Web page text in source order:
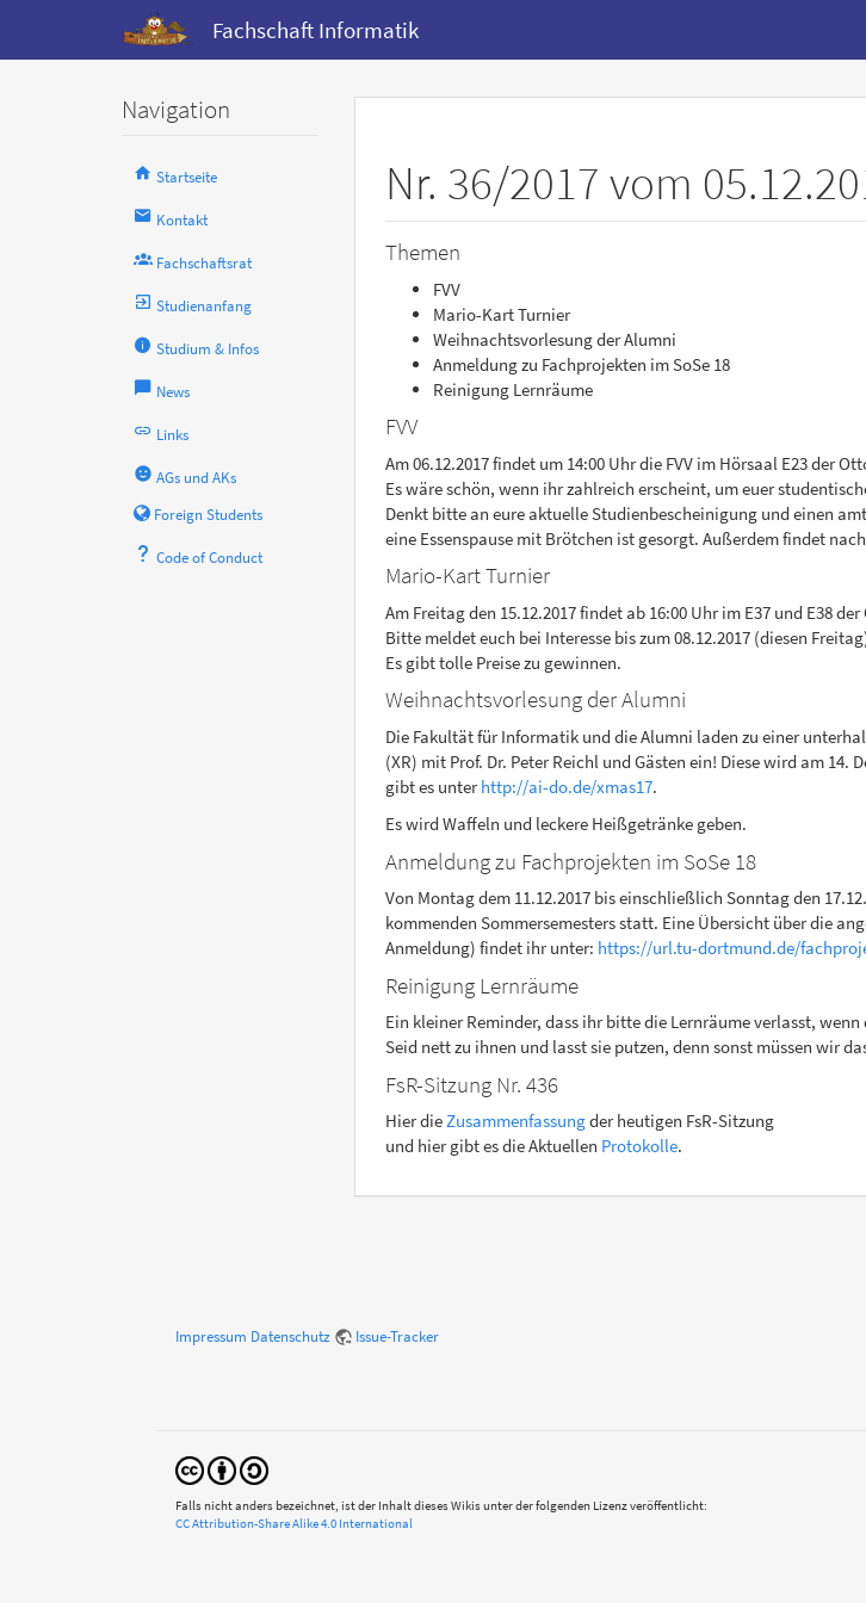
Fachschaft Informatik
Navigation
Startseite
Kontakt
Fachschaftsrat
Studienanfang
Studium & Infos
News
Links
AGs und AKs
Foreign Students
Code of Conduct
Nr. 36/2017 vom
Themen
FVV
Mario-Kart Turnier
Weihnachtsvorlesung der Alumni
Anmeldung zu Fachprojekten im SoSe 18
Reinigung Lernräume
FVV
Am 06.12.2017 findet um 14:00 Uhr die FVV im Hörsaal E23 der
Es wäre schön, wenn ihr zahlreich erscheint, um euer
Denkt bitte an eure aktuelle Studienbescheinigung und einen
eine Essenspause mit Brötchen ist gesorgt. Außerdem findet
Mario-Kart Turnier
Am Freitag den 15.12.2017 findet ab 16:00 Uhr im E37 und E38
Bitte meldet euch bei Interesse bis zum 08.12.2017 (diesen
Es gibt tolle Preise zu gewinnen.
Weihnachtsvorlesung der Alumni
Die Fakultät für Informatik und die Alumni laden zu einer
(XR) mit Prof. Dr. Peter Reichl und Gästen ein! Diese wird am
gibt es unterhttp://ai-do.de/xmas17.
Es wird Waffeln und leckere Heißgetränke geben.
Anmeldung zu Fachprojekten im SoSe 18
Von Montag dem 11.12.2017 bis einschließlich Sonntag den
kommenden Sommersemesters statt. Eine Übersicht über die
Anmeldung) findet ihr unter: https://url.tu-dortmund.de/
Reinigung Lernräume
Ein kleiner Reminder, dass ihr bitte die Lernräume verlasst,
Seid nett zu ihnen und lasst sie putzen, denn sonst müssen wir
FsR-Sitzung Nr. 436
Hier dieZusammenfassungder heutigen FsR-Sitzung
und hier gibt es die Aktuellen Protokolle.
Impressum Datenschutz Issue-Tracker
Falls nicht anders bezeichnet, ist der Inhalt dieses Wikis unter der folgenden Lizenz veröffentlicht:
CC Attribution-Share Alike 4.0 International